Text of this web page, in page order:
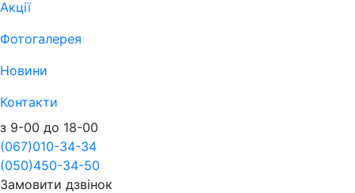
Акції
Фотогалерея
Новини
Контакти
з 9-00 до 18-00
(067)010-34-34
(050)450-34-50
Замовити дзвінок